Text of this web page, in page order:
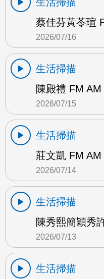
蔡佳芬黃苓瑄
2026/07/16
生活掃描
陳殿禮 FM AM
2026/07/15
生活掃描
莊文凱 FM AM
2026/07/14
生活掃描
陳秀熙簡穎秀
2026/07/13
生活掃描